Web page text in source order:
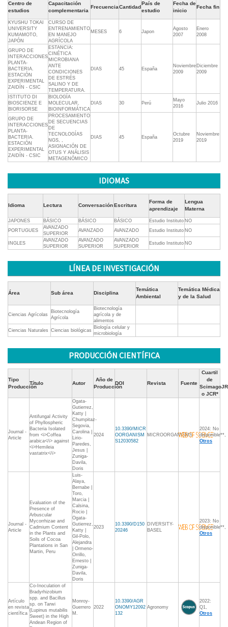
Centro de
estudios
Capacitación
complementaria
FrecuenciaCantidad
País de
estudio
Fecha de
inicio
Fecha fin
KYUSHU TOKAI
UNIVERSITY 
KUMAMOTO,
JAPÓN
CURSO DE
ENTRENAMIENTO
EN MANEJO
AGRÍCOLA
MESES 6 Japon
Agosto
2007
Enero
2008
GRUPO DE
INTERACCIONES
PLANTA-
BACTERIA.
ESTACIÓN
EXPERIMENTAL
ZAIDÍN - CSIC
ESTANCIA:
CINÉTICA
MICROBIANA
ANTE
CONDICIONES
DE ESTRÉS
SALINO Y DE
TEMPERATURA.
DIAS 45 España
Noviembre
2009
Diciembre
2009
ISTITUTO DI
BIOSCIENZE E
BIORISORSE
BIOLOGÍA
MOLECULAR,
BIOINFORMÁTICA
DIAS 30 Perú
Mayo
2016
Julio 2016
GRUPO DE
INTERACCIONES
PLANTA-
BACTERIA.
ESTACIÓN
EXPERIMENTAL
ZAIDÍN - CSIC
PROCESAMIENTO
DE SECUENCIAS
DE
TECNOLOGÍAS
NGS, ,
ASIGNACIÓN DE
OTUS Y ANÁLISIS
METAGENÓMICO
DIAS 45 España
Octubre
2019
Noviembre
2019
IDIOMAS
Idioma Lectura ConversaciónEscritura
Forma de
aprendizaje
Lengua
Materna
JAPONES BÁSICO BÁSICO BÁSICO Estudio Instituto NO
PORTUGUES
AVANZADO
SUPERIOR
AVANZADO AVANZADO Estudio Instituto NO
INGLES
AVANZADO
SUPERIOR
AVANZADO
SUPERIOR
AVANZADO
SUPERIOR
Estudio Instituto NO
LÍNEA DE INVESTIGACIÓN
Área Sub área Disciplina
Temática
Ambiental
Temática Médica
y de la Salud
Ciencias Agrícolas
Biotecnología
Agrícola
Biotecnología
agrícola y de
alimentos
Ciencias Naturales Ciencias biológicas
Biología celular y
microbiología
PRODUCCIÓN CIENTÍFICA
Tipo
Producción
Título Autor
Año de
Producción
DOI Revista Fuente
Cuartil
de
ScimagoJR
o JCR*
Journal -
Article
Antifungal Activity
of Phyllospheric
Bacteria Isolated
from <i>Coffea
arabica</i> against
<i>Hemileia
vastatrix</i>
Ogata-
Gutierrez,
Katty |
Chumpitaz-
Segovia,
Carolina |
Lirio-
Paredes,
Jesus |
Zuniga-
Davila,
Doris
2024
10.3390/MICR
OORGANISM
S12030582
MICROORGANISMS
2024: No
disponible**,
Otros
Journal -
Article
Evaluation of the
Presence of
Arbuscular
Mycorrhizae and
Cadmium Content
in the Plants and
Soils of Cocoa
Plantations in San
Martin, Peru
Luis-
Alaya,
Bernabe |
Toro,
Marcia |
Calsina,
Rocio |
Ogata-
Gutierrez,
Katty |
Gil-Polo,
Alejandra
| Ormeno-
Orrillo,
Ernesto |
Zuniga-
Davila,
Doris
2023
10.3390/D150
20246
DIVERSITY-
BASEL
2023: No
disponible**,
Otros
Artículo
en revista
científica
Co-Inoculation of
Bradyrhizobium
spp. and Bacillus
sp. on Tarwi
(Lupinus mutabilis
Sweet) in the High
Andean Region of
Monroy-
Guerrero
M.
2022
10.3390/AGR
ONOMY12092
132
Agronomy
2022:
Q1,
Otros